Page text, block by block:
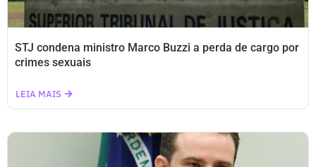
STJ condena ministro Marco Buzzi a perda de cargo por
crimes sexuais
LEIA MAIS